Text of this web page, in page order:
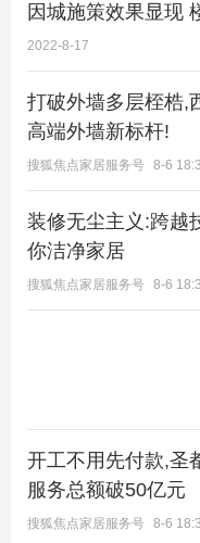
因城施策效果显现
2022-8-17
打破外墙多层桎梏,
高端外墙新标杆!
搜狐焦点家居服务号 8-6
装修无尘主义:跨越
你洁净家居
搜狐焦点家居服务号 8-6
开工不用先付款,圣
服务总额破50亿元
搜狐焦点家居服务号 8-6